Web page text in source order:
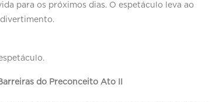
para os próximos dias. O espetáculo leva ao
do Preconceito Ato II